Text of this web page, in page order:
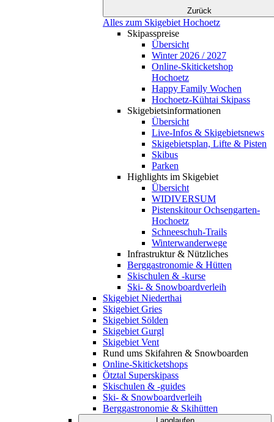
Zurück
Alles zum Skigebiet Hochoetz
Skipasspreise
Übersicht
Winter 2026 / 2027
Online-Skiticketshop
Hochoetz
Happy Family Wochen
Hochoetz-Kühtai Skipass
Skigebietsinformationen
Übersicht
Live-Infos & Skigebietsnews
Skigebietsplan, Lifte & Pisten
Skibus
Parken
Highlights im Skigebiet
Übersicht
WIDIVERSUM
Pistenskitour Ochsengarten-
Hochoetz
Schneeschuh-Trails
Winterwanderwege
Infrastruktur & Nützliches
Berggastronomie & Hütten
Skischulen & -kurse
Ski- & Snowboardverleih
Skigebiet Niederthai
Skigebiet Gries
Skigebiet Sölden
Skigebiet Gurgl
Skigebiet Vent
Rund ums Skifahren & Snowboarden
Online-Skiticketshops
Ötztal Superskipass
Skischulen & -guides
Ski- & Snowboardverleih
Berggastronomie & Skihütten